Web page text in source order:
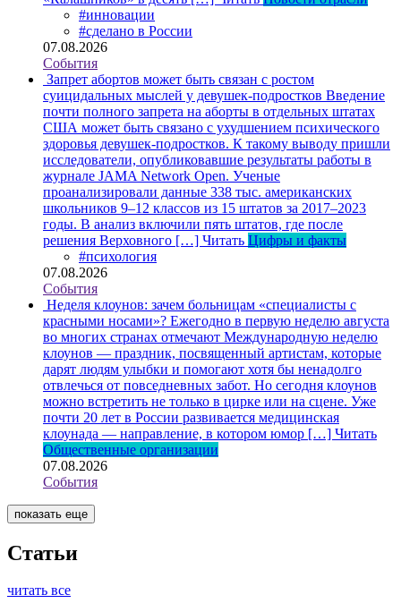
#инновации
#сделано в России
07.08.2026
События
Запрет абортов может быть связан с ростом
суицидальных мыслей у девушек-подростков Введение
почти полного запрета на аборты в отдельных штатах
США может быть связано с ухудшением психического
здоровья девушек-подростков. К такому выводу пришли
исследователи, опубликовавшие результаты работы в
журнале JAMA Network Open. Ученые
проанализировали данные 338 тыс. американских
школьников 9–12 классов из 15 штатов за 2017–2023
годы. В анализ включили пять штатов, где после
решения Верховного […] Читать Цифры и факты
#психология
07.08.2026
События
Неделя клоунов: зачем больницам «специалисты с
красными носами»? Ежегодно в первую неделю августа
во многих странах отмечают Международную неделю
клоунов — праздник, посвященный артистам, которые
дарят людям улыбки и помогают хотя бы ненадолго
отвлечься от повседневных забот. Но сегодня клоунов
можно встретить не только в цирке или на сцене. Уже
почти 20 лет в России развивается медицинская
клоунада — направление, в котором юмор […] Читать
Общественные организации
07.08.2026
События
показать еще
Статьи
читать все